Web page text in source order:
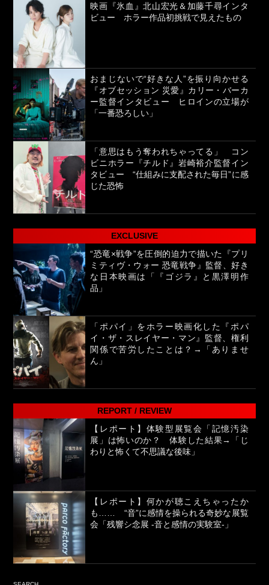
映画『氷血』北山宏光＆加藤千尋インタ
ビュー ホラー作品初挑戦で見えたもの
おまじないで“好きな人”を振り向かせる
『オブセッション 災愛』カリー・バーカ
ー監督インタビュー ヒロインの立場が
「一番恐ろしい」
「意思はもう奪われちゃってる」 コン
ビニホラー『チルド』岩崎裕介監督イン
タビュー “仕組みに支配された毎日”に感
じた恐怖
EXCLUSIVE
“恐竜×戦争”を圧倒的迫力で描いた『プリ
ミティヴ・ウォー 恐竜戦争』監督、好き
な日本映画は「『ゴジラ』と黒澤明作
品」
「ポパイ」をホラー映画化した『ポパ
イ・ザ・スレイヤー・マン』監督、権利
関係で苦労したことは？→「ありませ
ん」
REPORT / REVIEW
【レポート】体験型展覧会「記憶汚染
展」は怖いのか？ 体験した結果→「じ
わりと怖くて不思議な後味」
【レポート】何かが聴こえちゃったか
も…… “音”に感情を操られる奇妙な展覧
会「残響シ念展 -⾳と感情の実験室-」